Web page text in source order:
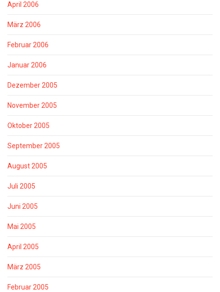
April 2006
März 2006
Februar 2006
Januar 2006
Dezember 2005
November 2005
Oktober 2005
September 2005
August 2005
Juli 2005
Juni 2005
Mai 2005
April 2005
März 2005
Februar 2005